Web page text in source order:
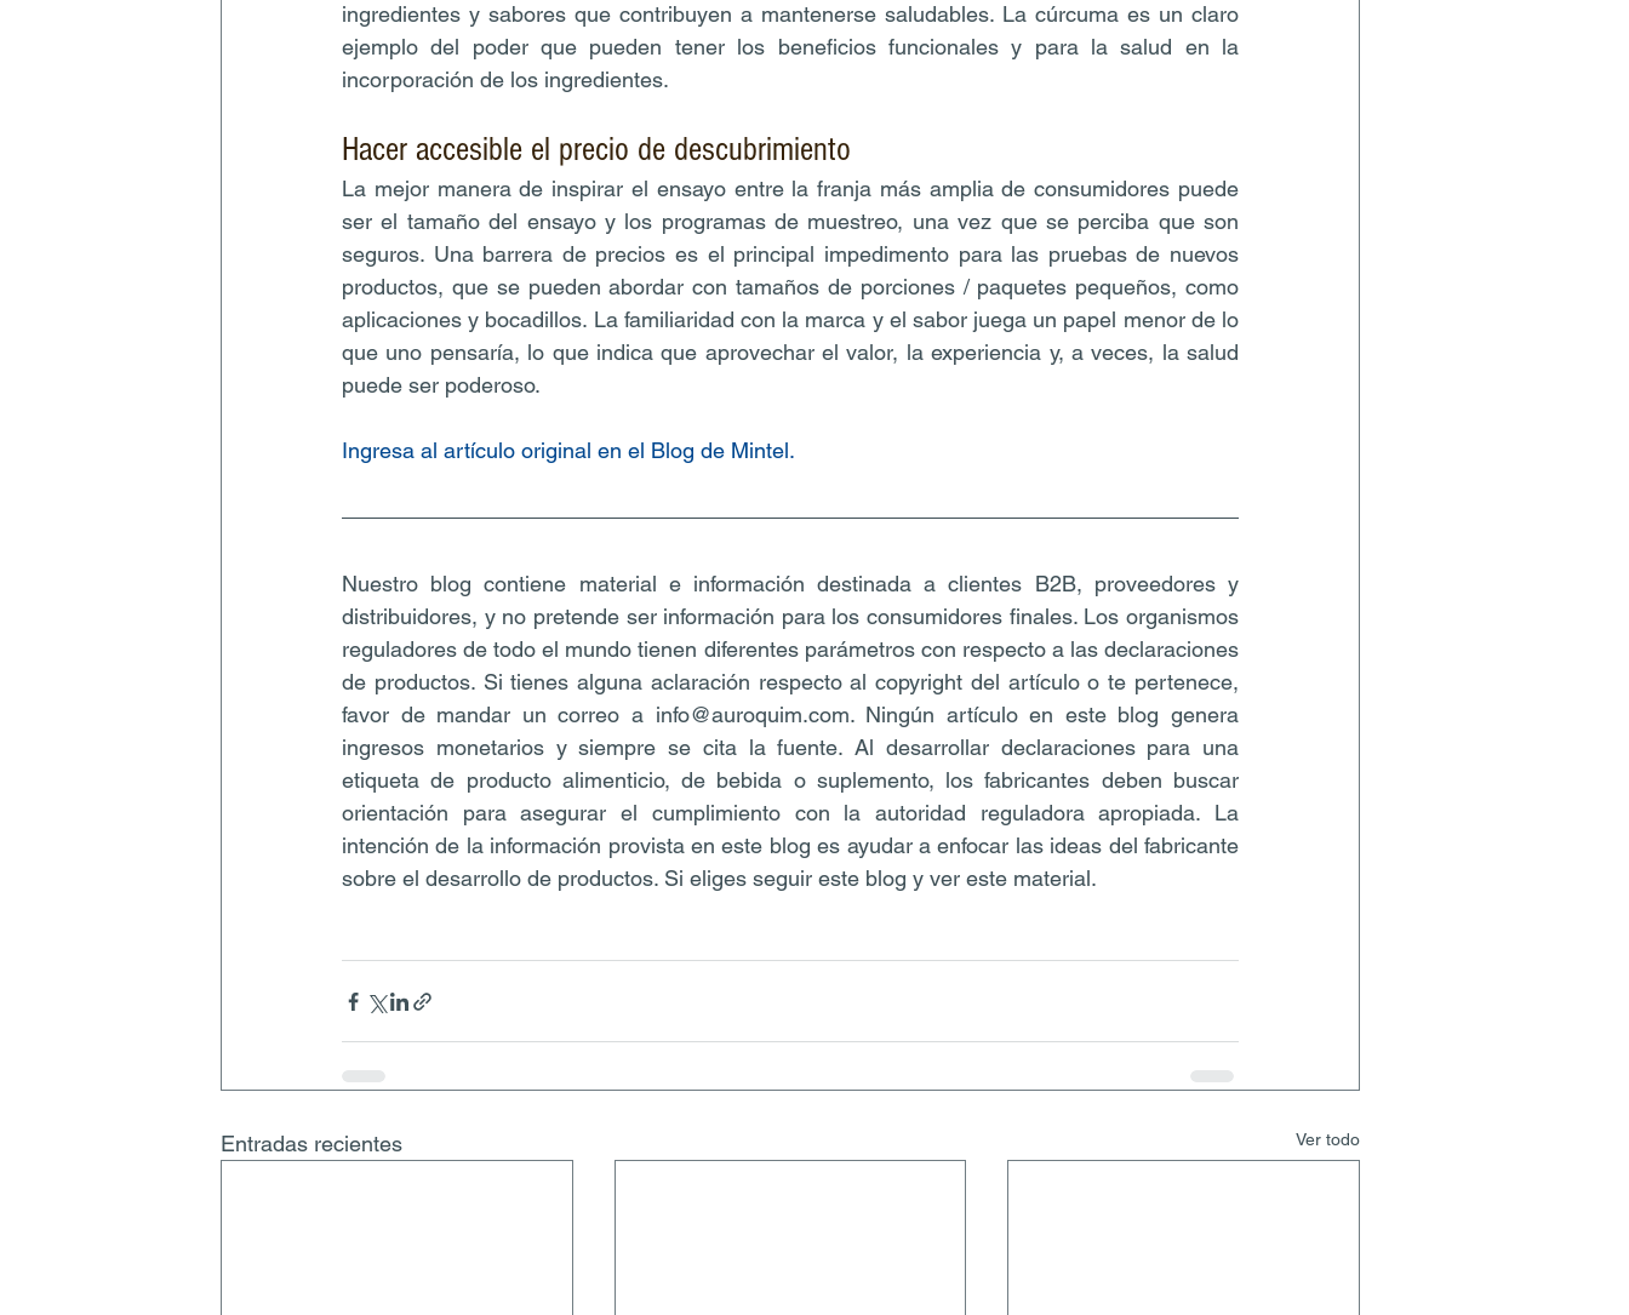
ingredientes y sabores que contribuyen a mantenerse saludables. La cúrcuma es un claro
ejemplo del poder que pueden tener los beneficios funcionales y para la salud en la
incorporación de los ingredientes.
Hacer accesible el precio de descubrimiento
La mejor manera de inspirar el ensayo entre la franja más amplia de consumidores puede
ser el tamaño del ensayo y los programas de muestreo, una vez que se perciba que son
seguros. Una barrera de precios es el principal impedimento para las pruebas de nuevos
productos, que se pueden abordar con tamaños de porciones / paquetes pequeños, como
aplicaciones y bocadillos. La familiaridad con la marca y el sabor juega un papel menor de lo
que uno pensaría, lo que indica que aprovechar el valor, la experiencia y, a veces, la salud
puede ser poderoso.
Ingresa al artículo original en el Blog de Mintel.
Nuestro blog contiene material e información destinada a clientes B2B, proveedores y
distribuidores, y no pretende ser información para los consumidores finales. Los organismos
reguladores de todo el mundo tienen diferentes parámetros con respecto a las declaraciones
de productos. Si tienes alguna aclaración respecto al copyright del artículo o te pertenece,
favor de mandar un correo a info@auroquim.com. Ningún artículo en este blog genera
ingresos monetarios y siempre se cita la fuente. Al desarrollar declaraciones para una
etiqueta de producto alimenticio, de bebida o suplemento, los fabricantes deben buscar
orientación para asegurar el cumplimiento con la autoridad reguladora apropiada. La
intención de la información provista en este blog es ayudar a enfocar las ideas del fabricante
sobre el desarrollo de productos. Si eliges seguir este blog y ver este material.
Entradas recientes Ver todo